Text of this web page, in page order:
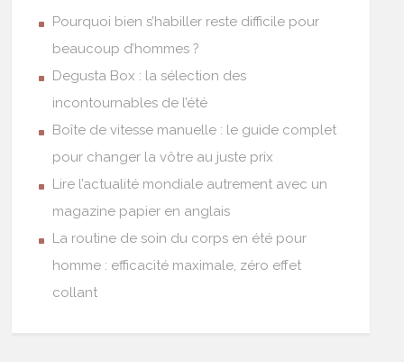
Pourquoi bien s’habiller reste difficile pour
beaucoup d’hommes ?
Degusta Box : la sélection des
incontournables de l’été
Boîte de vitesse manuelle : le guide complet
pour changer la vôtre au juste prix
Lire l’actualité mondiale autrement avec un
magazine papier en anglais
La routine de soin du corps en été pour
homme : efficacité maximale, zéro effet
collant